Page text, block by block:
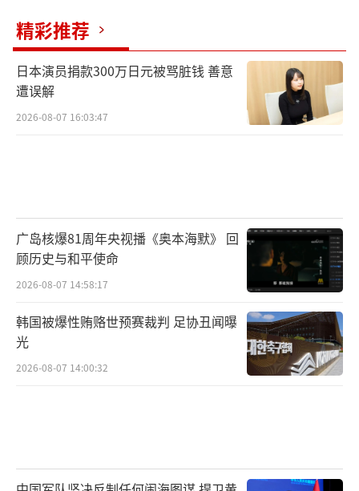
精彩推荐
日本演员捐款300万日元被骂脏钱 善意
遭误解
2026-08-07 16:03:47
广岛核爆81周年央视播《奥本海默》 回
顾历史与和平使命
2026-08-07 14:58:17
韩国被爆性贿赂世预赛裁判 足协丑闻曝
光
2026-08-07 14:00:32